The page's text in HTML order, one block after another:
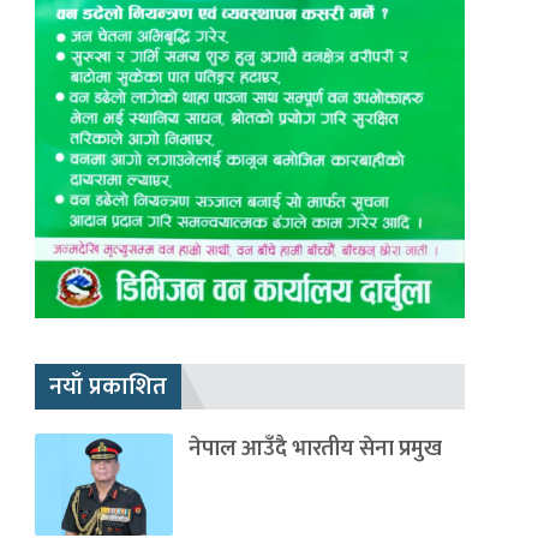
नयाँ प्रकाशित
नेपाल आउँदै भारतीय सेना प्रमुख